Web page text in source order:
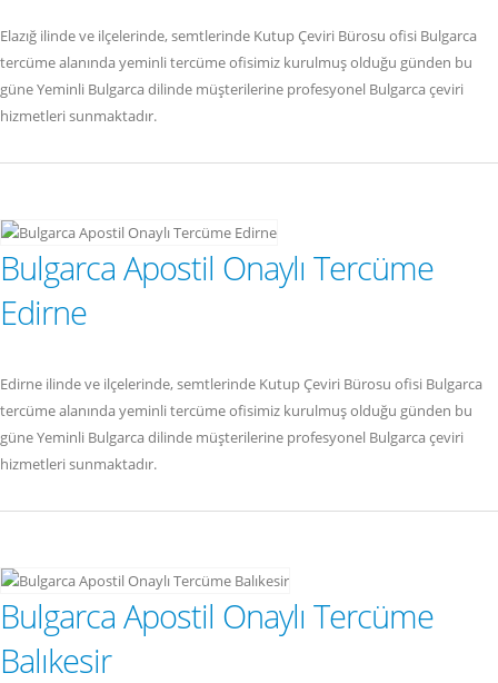
Elazığ ilinde ve ilçelerinde, semtlerinde Kutup Çeviri Bürosu ofisi Bulgarca
tercüme alanında yeminli tercüme ofisimiz kurulmuş olduğu günden bu
güne Yeminli Bulgarca dilinde müşterilerine profesyonel Bulgarca çeviri
hizmetleri sunmaktadır.
Bulgarca Apostil Onaylı Tercüme
Edirne
Edirne ilinde ve ilçelerinde, semtlerinde Kutup Çeviri Bürosu ofisi Bulgarca
tercüme alanında yeminli tercüme ofisimiz kurulmuş olduğu günden bu
güne Yeminli Bulgarca dilinde müşterilerine profesyonel Bulgarca çeviri
hizmetleri sunmaktadır.
Bulgarca Apostil Onaylı Tercüme
Balıkesir